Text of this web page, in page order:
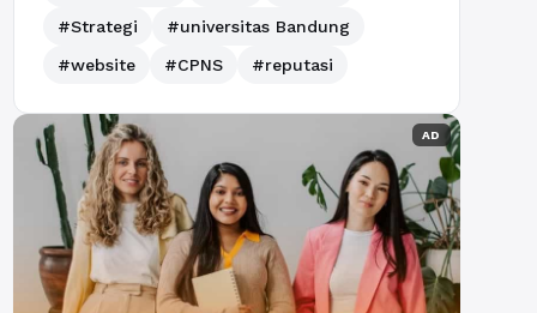
#Strategi
#universitas Bandung
#website
#CPNS #reputasi
AD